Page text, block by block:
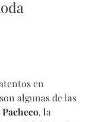
en
algunas de las
, la